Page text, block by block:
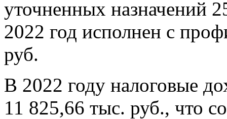
уточненных назначений
2022 год исполнен с
руб.
В 2022 году налоговые
11 825,66 тыс. руб., что